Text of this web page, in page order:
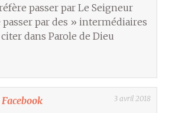
passer par Le Seigneur
passer par des » intermédiaires
dans Parole de Dieu
3 avril 2018